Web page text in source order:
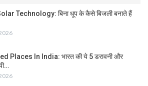
Technology: बिना धूप के कैसे बिजली बनाते हैं
Places In India: भारत की ये 5 डरावनी और